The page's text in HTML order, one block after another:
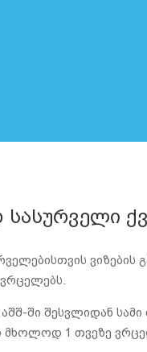
ვიზების
ში შესვლიდან
მხოლოდ 1 თვეზე